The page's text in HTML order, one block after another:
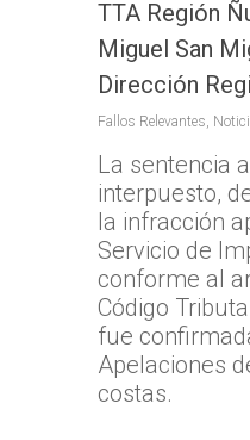
TTA Región
Miguel San
Dirección
Fallos Relevantes,
La sentencia
interpuesto,
la infracción
Servicio de
conforme al
Código
fue
Apelaciones
costas.